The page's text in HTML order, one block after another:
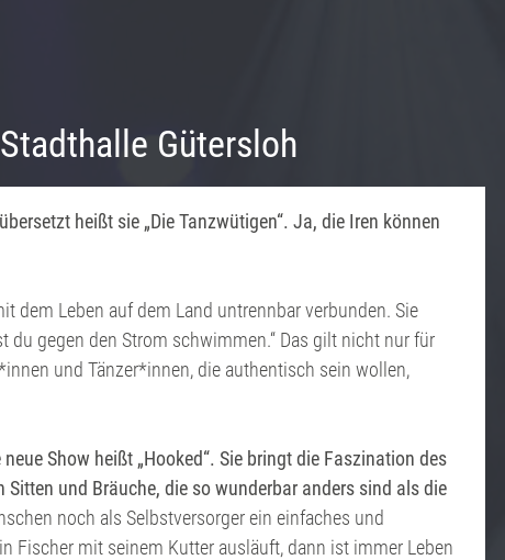
Gütersloh
heißt sie „Die Tanzwütigen“. Ja, die Iren können
dem Leben auf dem Land untrennbar verbunden. Sie
du gegen den Strom schwimmen.“ Das gilt nicht nur für
und Tänzer*innen, die authentisch sein wollen,
Show heißt „Hooked“. Sie bringt die Faszination des
und Bräuche, die so wunderbar anders sind als die
noch als Selbstversorger ein einfaches und
Fischer mit seinem Kutter ausläuft, dann ist immer Leben